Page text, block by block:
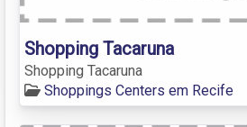
Shopping Tacaruna
Shopping Tacaruna
Shoppings Centers em Recife